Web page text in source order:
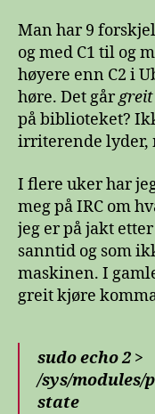
Man har 9
og med C1 til og
høyere enn C2 i
høre. Det gårgreit
på biblioteket?
irriterende lyder,
I flere uker har
meg på IRC om
jeg er på jakt
sanntid og som
maskinen. I
greit kjøre
sudo echo 2 >
/sys/modules/
state